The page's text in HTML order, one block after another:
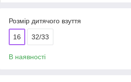
Розмір дитячого взуття
16 32/33
В наявності